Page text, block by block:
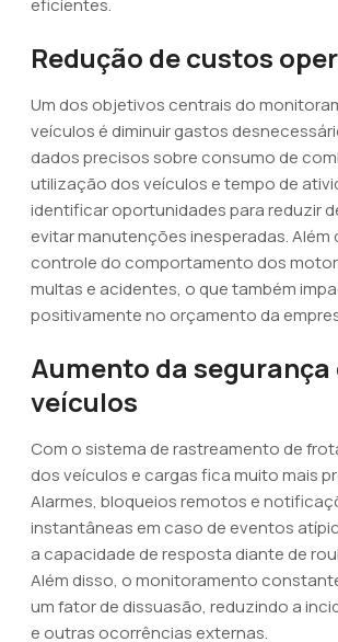
eficientes.
Redução de custos
Um dos objetivos centrais do
veículos é diminuir gastos
dados precisos sobre consumo de
utilização dos veículos e tempo de
identificar oportunidades para reduzir
evitar manutenções inesperadas. Além
controle do comportamento dos
multas e acidentes, o que também
positivamente no orçamento da
Aumento da segurança
veículos
Com o sistema de rastreamento de
dos veículos e cargas fica muito mais
Alarmes, bloqueios remotos e
instantâneas em caso de eventos
a capacidade de resposta diante de
Além disso, o monitoramento
um fator de dissuasão, reduzindo a
e outras ocorrências externas.